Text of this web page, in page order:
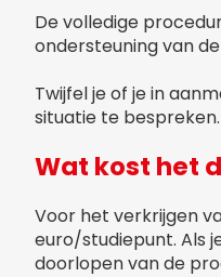
De volledige
ondersteuning van
Twijfel je of je in
situatie te bespreken.
Wat kost het
Voor het verkrijgen
euro/studiepunt. Als
doorlopen van de